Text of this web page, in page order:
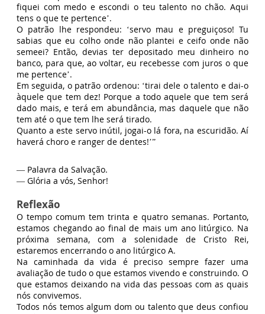
fiquei com medo e escondi o teu talento no chão. Aqui
tens o que te pertence’.
O patrão lhe respondeu: ‘servo mau e preguiçoso! Tu
sabias que eu colho onde não plantei e ceifo onde não
semeei? Então, devias ter depositado meu dinheiro no
banco, para que, ao voltar, eu recebesse com juros o que
me pertence’.
Em seguida, o patrão ordenou: ‘tirai dele o talento e dai-o
àquele que tem dez! Porque a todo aquele que tem será
dado mais, e terá em abundância, mas daquele que não
tem até o que tem lhe será tirado.
Quanto a este servo inútil, jogai-o lá fora, na escuridão. Aí
haverá choro e ranger de dentes!’”
— Palavra da Salvação.
— Glória a vós, Senhor!
Reflexão
O tempo comum tem trinta e quatro semanas. Portanto,
estamos chegando ao final de mais um ano litúrgico. Na
próxima semana, com a solenidade de Cristo Rei,
estaremos encerrando o ano litúrgico A.
Na caminhada da vida é preciso sempre fazer uma
avaliação de tudo o que estamos vivendo e construindo. O
que estamos deixando na vida das pessoas com as quais
nós convivemos.
Todos nós temos algum dom ou talento que deus confiou